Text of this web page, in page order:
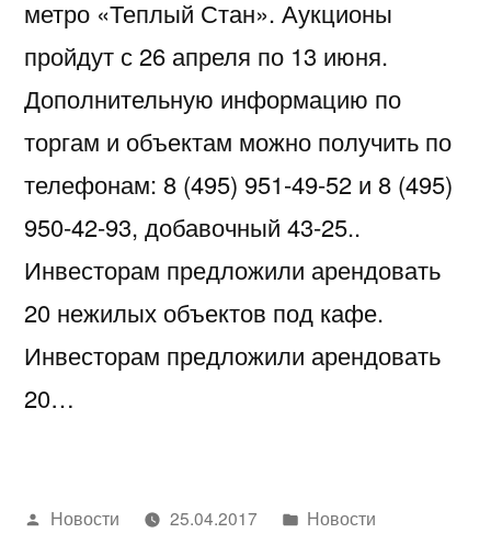
метро «Теплый Стан». Аукционы
пройдут с 26 апреля по 13 июня.
Дополнительную информацию по
торгам и объектам можно получить по
телефонам: 8 (495) 951-49-52 и 8 (495)
950-42-93, добавочный 43-25..
Инвесторам предложили арендовать
20 нежилых объектов под кафе.
Инвесторам предложили арендовать
20…
Написано
Новости 25.04.2017
Написано
Новости